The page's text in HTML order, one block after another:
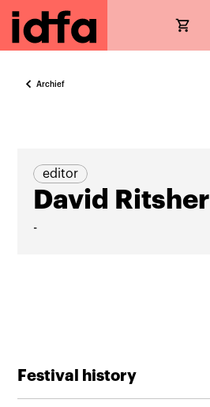
Archief
editor
David Ritsher
-
Festival history